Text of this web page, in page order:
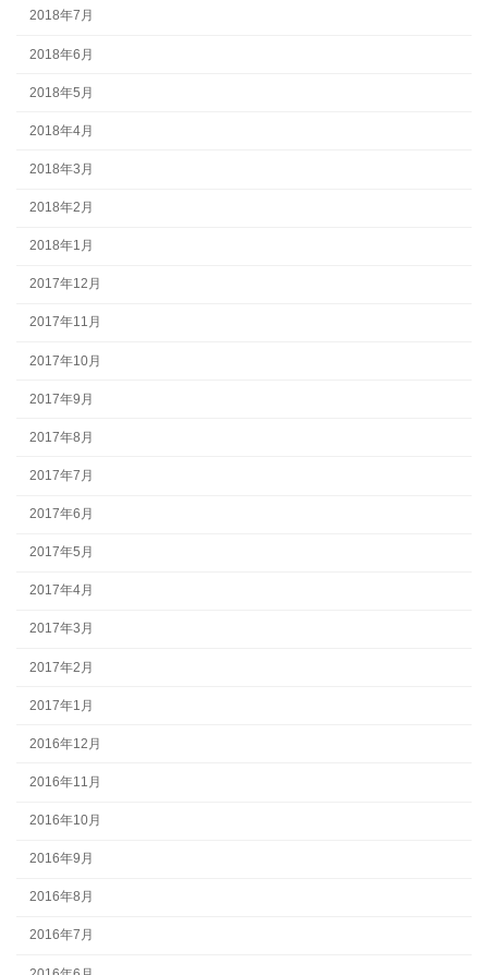
2018年7月
2018年6月
2018年5月
2018年4月
2018年3月
2018年2月
2018年1月
2017年12月
2017年11月
2017年10月
2017年9月
2017年8月
2017年7月
2017年6月
2017年5月
2017年4月
2017年3月
2017年2月
2017年1月
2016年12月
2016年11月
2016年10月
2016年9月
2016年8月
2016年7月